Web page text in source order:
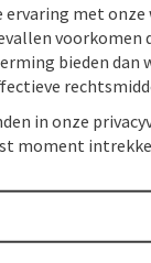
met
voorkomen
bieden
in onze
moment